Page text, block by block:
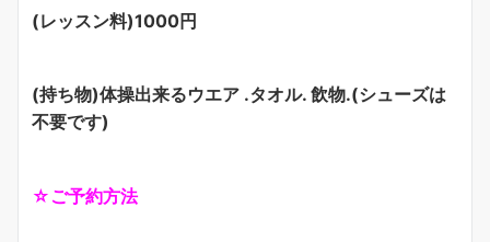
(レッスン料)1000円
(持ち物)体操出来るウエア .タオル. 飲物.(シューズは
不要です)
☆ご予約方法